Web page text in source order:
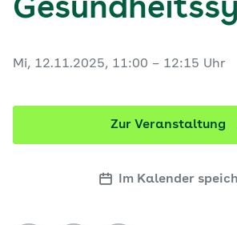
Mi, 12.11.2025, 11:00 – 12:15 Uhr
Zur Veranstaltung
Im Kalender